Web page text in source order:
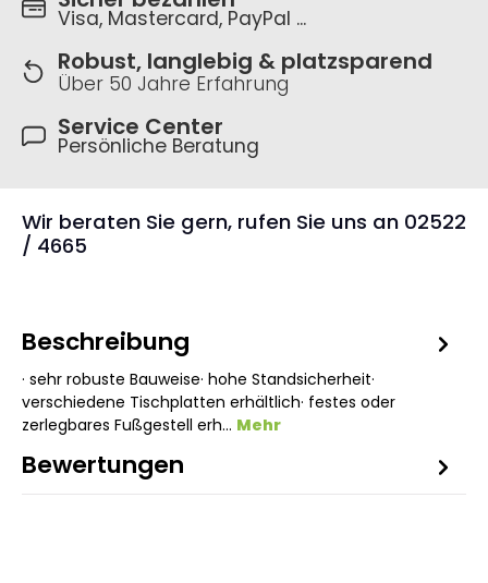
Visa, Mastercard, PayPal ...
Robust, langlebig & platzsparend
Über 50 Jahre Erfahrung
Service Center
Persönliche Beratung
Wir beraten Sie gern, rufen Sie uns an 02522
/ 4665
Beschreibung
· sehr robuste Bauweise· hohe Standsicherheit·
verschiedene Tischplatten erhältlich· festes oder
zerlegbares Fußgestell erh… Mehr
Bewertungen